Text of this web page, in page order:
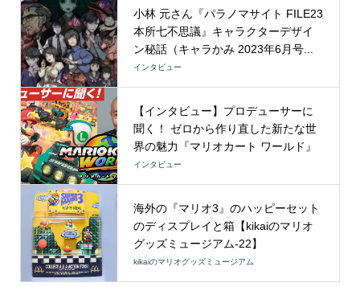
小林 元さん『パラノマサイト FILE23
本所七不思議』キャラクターデザイ
ン秘話（キャラかみ 2023年6月号...
インタビュー
【インタビュー】プロデューサーに
聞く！ ゼロから作り直した新たな世
界の魅力『マリオカート ワールド』
インタビュー
海外の『マリオ3』のハッピーセット
のディスプレイと箱【kikaiのマリオ
グッズミュージアム-22】
kikaiのマリオグッズミュージアム